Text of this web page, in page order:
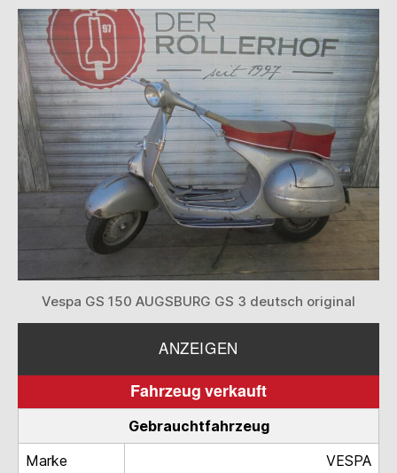
Vespa GS 150 AUGSBURG GS 3 deutsch original
ANZEIGEN
Fahrzeug verkauft
Gebrauchtfahrzeug
Marke
VESPA